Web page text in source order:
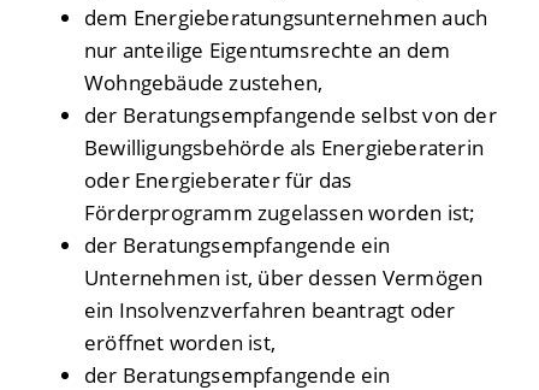
dem Energieberatungsunternehmen auch
nur anteilige Eigentumsrechte an dem
Wohngebäude zustehen,
der Beratungsempfangende selbst von der
Bewilligungsbehörde als Energieberaterin
oder Energieberater für das
Förderprogramm zugelassen worden ist;
der Beratungsempfangende ein
Unternehmen ist, über dessen Vermögen
ein Insolvenzverfahren beantragt oder
eröffnet worden ist,
der Beratungsempfangende ein